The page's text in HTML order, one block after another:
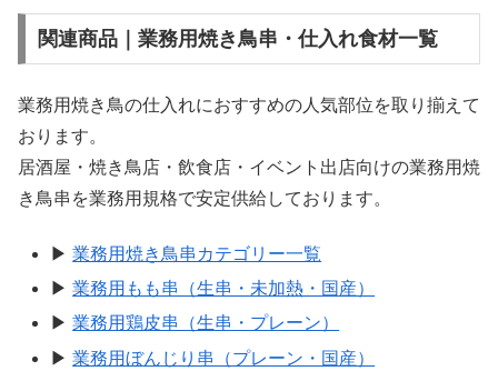
関連商品｜業務用焼き鳥串・仕入れ食材一覧
業務用焼き鳥の仕入れにおすすめの人気部位を取り揃えて
おります。
居酒屋・焼き鳥店・飲食店・イベント出店向けの業務用焼
き鳥串を業務用規格で安定供給しております。
▶業務用焼き鳥串カテゴリー一覧
▶業務用もも串（生串・未加熱・国産）
▶業務用鶏皮串（生串・プレーン）
▶業務用ぼんじり串（プレーン・国産）